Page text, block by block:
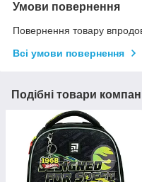
Умови повернення
Повернення товару
Всі умови повернення
Подібні товари